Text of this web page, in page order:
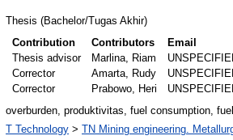
Thesis (Bachelor/Tugas Akhir)
Contribution Contributors
Email
Thesis advisor
Marlina, Riam
Corrector
Amarta, Rudy
Corrector
Prabowo, Heri
overburden, produktivitas, fuel consumption,
T Technology > TN Mining engineering.